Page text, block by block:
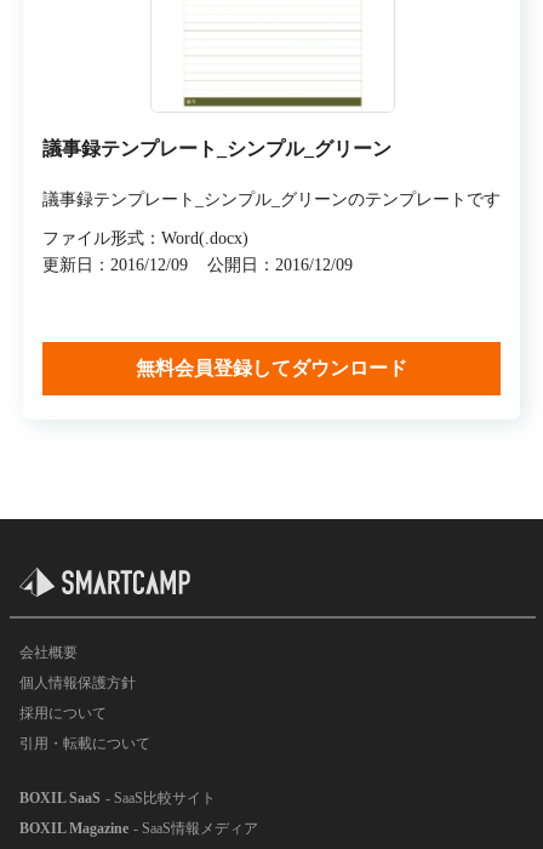
議事録テンプレート_シンプル_グリーン
議事録テンプレート_シンプル_グリーンのテンプレートです
ファイル形式：Word(.docx)
更新日：2016/12/09
公開日：2016/12/09
無料会員登録してダウンロード
会社概要
個人情報保護方針
採用について
引用・転載について
BOXIL SaaS - SaaS比較サイト
BOXIL Magazine - SaaS情報メディア